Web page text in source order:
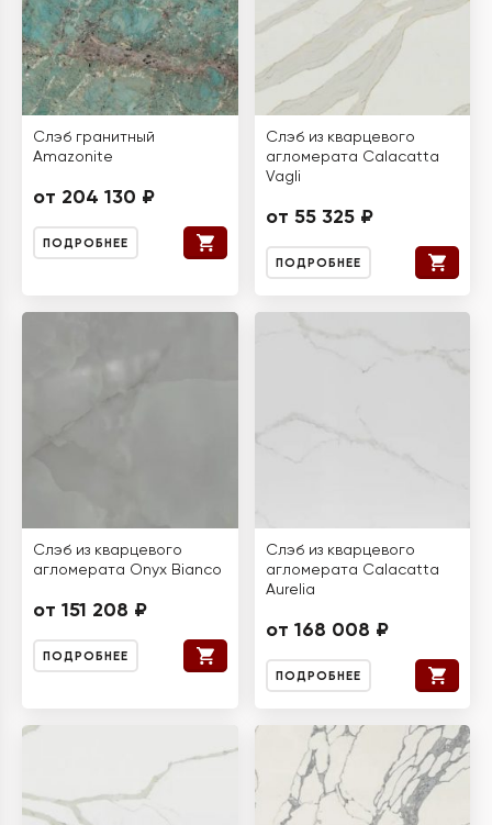
Слэб гранитный
Amazonite
от 204 130 ₽
ПОДРОБНЕЕ
Слэб из кварцевого
агломерата Calacatta
Vagli
от 55 325 ₽
ПОДРОБНЕЕ
Слэб из кварцевого
агломерата Onyx Bianco
от 151 208 ₽
ПОДРОБНЕЕ
Слэб из кварцевого
агломерата Calacatta
Aurelia
от 168 008 ₽
ПОДРОБНЕЕ